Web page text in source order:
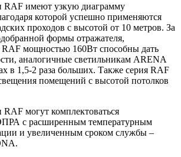
RAF имеют узкую диаграмму
которой успешно применяются
проходов с высотой от 10 метров. За
формы отражателя,
RAF мощностью 160Вт способны дать
аналогичные светильникам ARENA
в 1,5-2 раза больших. Также серия RAF
помещений с высотой потолков
могут комплектоваться
с расширенным температурным
и увеличенным сроком службы –